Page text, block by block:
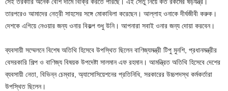
তারপরেও আমাদের নেত্রী সাহসের সঙ্গে মোকাবিলা করেছেন। আল্লাহ ওনাকে দীর্ঘজীবী করুক।
দেশকে এগিয়ে নেওয়ার জন্য ওনার বিকল্প শুধু উনি। আপনারা সবাই ওনার জন্য দোয়া করবেন।
ব্যবসায়ী সম্মেলনে বিশেষ অতিথি হিসেবে উপস্থিত ছিলেন বাণিজ্যমন্ত্রী টিপু মুনশি, প্রধানমন্ত্রীর
বেসরকারি শিল্প ও বাণিজ্য বিষয়ক উপদেষ্টা সালমান এফ রহমান। আমন্ত্রিত অতিথি হিসেবে দেশের
ব্যবসায়ী নেতা, বিভিন্ন চেম্বার, অ্যাসোসিয়েশনের প্রতিনিধি, সরকারের উচ্চপদস্থ কর্মকর্তারা
উপস্থিত ছিলেন।